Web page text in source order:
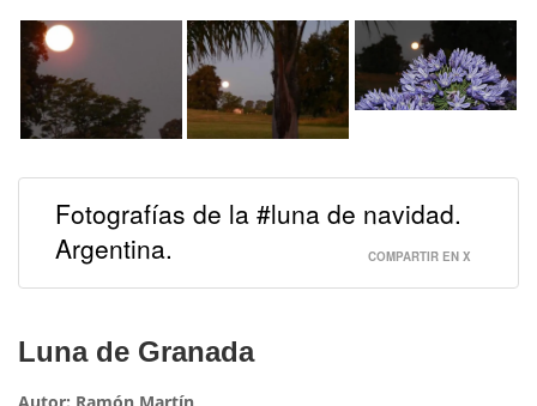
Fotografías de la #luna de navidad.
Argentina.
COMPARTIR EN X
Luna de Granada